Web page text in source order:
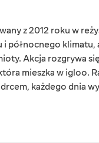
z 2012 roku w
północnego
Akcja rozgrywa
mieszka w igloo.
każdego dnia